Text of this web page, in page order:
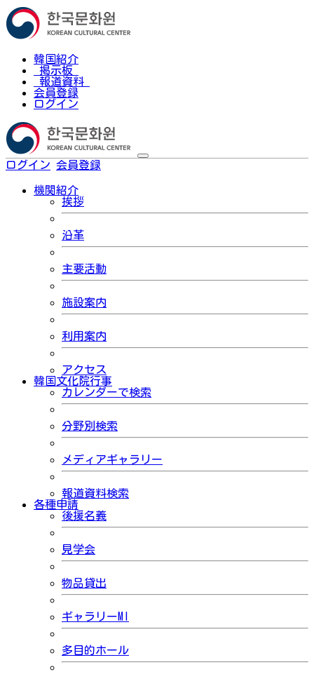
韓国紹介
掲示板
報道資料
会員登録
ログイン
ログイン 会員登録
機関紹介
挨拶
沿革
主要活動
施設案内
利用案内
アクセス
韓国文化院行事
カレンダーで検索
分野別検索
メディアギャラリー
報道資料検索
各種申請
後援名義
見学会
物品貸出
ギャラリーMI
多目的ホール